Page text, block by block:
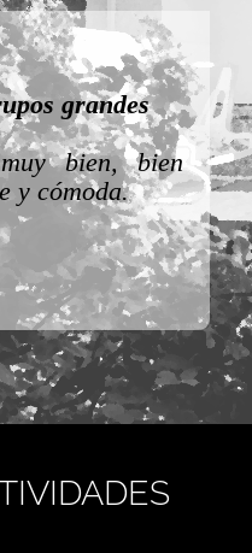
grandes
bien, bien
y cómoda.